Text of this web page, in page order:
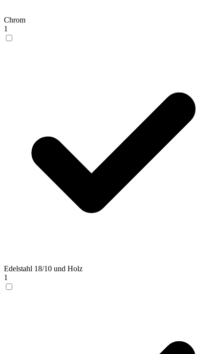
Chrom
1
Edelstahl 18/10 und Holz
1